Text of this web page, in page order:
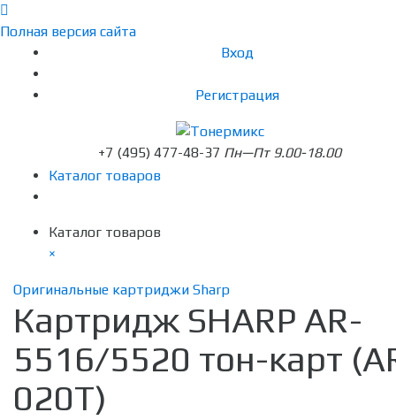
Полная версия сайта
Вход
Регистрация
+7 (495) 477-48-37 Пн—Пт 9.00-18.00
Каталог товаров
Каталог товаров
×
Оригинальные картриджи Sharp
Картридж SHARP AR-
5516/5520 тон-карт
020T)